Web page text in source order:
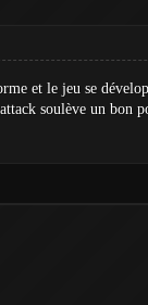
et le jeu se
soulève un bon